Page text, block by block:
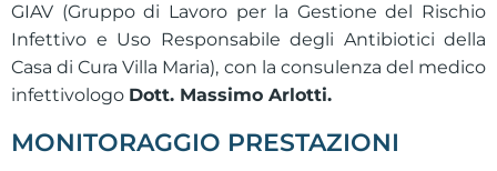
GIAV (Gruppo di Lavoro per la Gestione del Rischio
Infettivo e Uso Responsabile degli Antibiotici della
Casa di Cura Villa Maria), con la consulenza del medico
infettivologo Dott. Massimo Arlotti.
MONITORAGGIO PRESTAZIONI